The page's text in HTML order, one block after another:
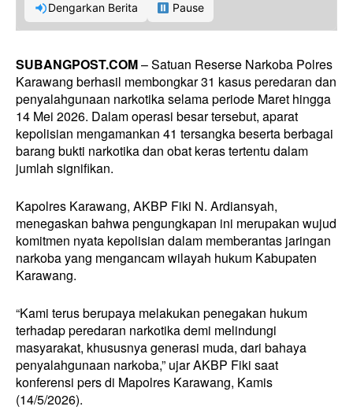
Dengarkan Berita Pause
SUBANGPOST.COM– Satuan Reserse Narkoba Polres
Karawang berhasil membongkar 31 kasus peredaran dan
penyalahgunaan narkotika selama periode Maret hingga
14 Mei 2026. Dalam operasi besar tersebut, aparat
kepolisian mengamankan 41 tersangka beserta berbagai
barang bukti narkotika dan obat keras tertentu dalam
jumlah signifikan.
Kapolres Karawang, AKBP Fiki N. Ardiansyah,
menegaskan bahwa pengungkapan ini merupakan wujud
komitmen nyata kepolisian dalam memberantas jaringan
narkoba yang mengancam wilayah hukum Kabupaten
Karawang.
“Kami terus berupaya melakukan penegakan hukum
terhadap peredaran narkotika demi melindungi
masyarakat, khususnya generasi muda, dari bahaya
penyalahgunaan narkoba,” ujar AKBP Fiki saat
konferensi pers di Mapolres Karawang, Kamis
(14/5/2026).